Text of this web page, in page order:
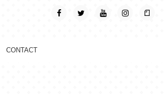
CONTACT